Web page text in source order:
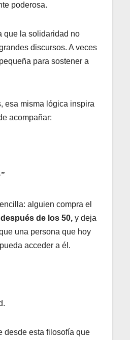
poderosa.
que la solidaridad no
discursos. A veces
para sostener a
esa misma lógica inspira
acompañar:
alguien compra el
de los 50, y deja
una persona que hoy
acceder a él.
desde esta filosofía que